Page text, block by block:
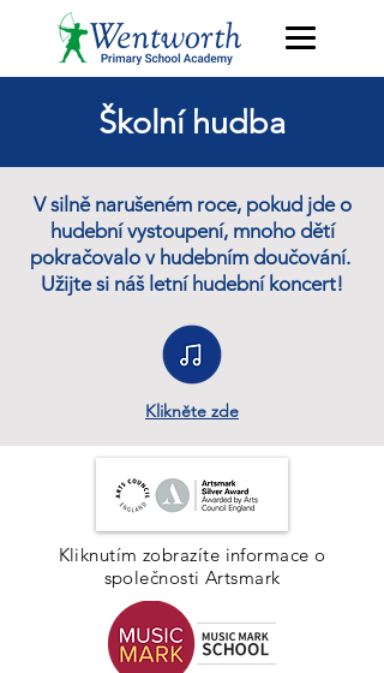
Školní hudba
V silně narušeném roce, pokud jde o
hudební vystoupení, mnoho dětí
pokračovalo v hudebním doučování.
Užijte si náš letní hudební koncert!
Klikněte zde
Kliknutím zobrazíte informace o
společnosti Artsmark